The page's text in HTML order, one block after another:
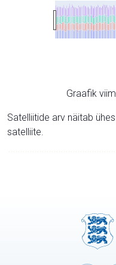
Graafik
Satelliitide arv näitab
satelliite.